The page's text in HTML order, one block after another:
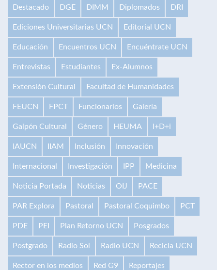
Destacado DGE DIMM Diplomados DRI
Ediciones Universitarias UCN Editorial UCN
Educación Encuentros UCN Encuéntrate UCN
Entrevistas Estudiantes Ex-Alumnos
Extensión Cultural Facultad de Humanidades
FEUCN FPCT Funcionarios Galería
Galpón Cultural Género HEUMA I+D+i
IAUCN IIAM Inclusión Innovación
Internacional Investigación IPP Medicina
Noticia Portada Noticias OIJ PACE
PAR Explora Pastoral Pastoral Coquimbo PCT
PDE PEI Plan Retorno UCN Posgrados
Postgrado Radio Sol Radio UCN Recicla UCN
Rector en los medios Red G9 Reportajes